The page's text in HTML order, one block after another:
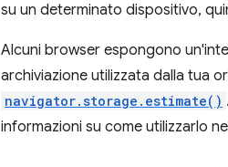
su un determinato dispositivo,
Alcuni browser espongono
archiviazione utilizzata dalla tua
navigator.storage.estimate()
informazioni su come utilizzarlo